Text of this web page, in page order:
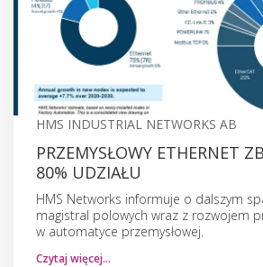
HMS INDUSTRIAL NETWORKS AB
PRZEMYSŁOWY ETHERNET
80% UDZIAŁU
HMS Networks informuje o dalszym
magistral polowych wraz z rozwojem
w automatyce przemysłowej.
Czytaj więcej…